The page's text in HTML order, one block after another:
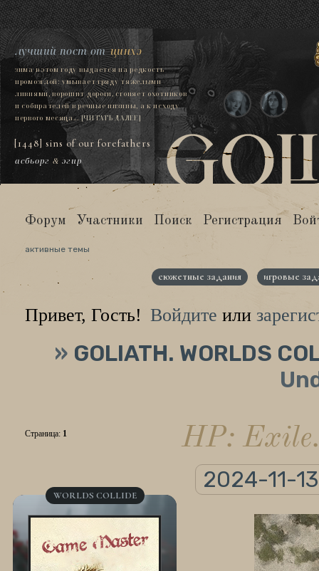
[1448] sins of our forefathers
асбьорг & эгир
лучший пост отцинхэ
зима в этом году выдается на редкость
промозглой: умывает гряду тяжелыми
ливнями, ворошит дороги, сгоняет охотников
и собирателей в речные низины, а к исходу
первого месяца...[ЧИТАТЬ ДАЛЕЕ]
Форум Участники Поиск Регистрация
активные темы
сюжетные задания игровые
Привет, Гость! Войдите или
» GOLIATH. WORLDS
HP:
Страница: 1
2024-11-
WORLDS COLLIDE